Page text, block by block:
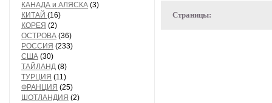
КАНАДА и АЛЯСКА (3)
КИТАЙ (16)
КОРЕЯ (2)
ОСТРОВА (36)
РОССИЯ (233)
США (30)
ТАЙЛАНД (8)
ТУРЦИЯ (11)
ФРАНЦИЯ (25)
ШОТЛАНДИЯ (2)
Страницы: